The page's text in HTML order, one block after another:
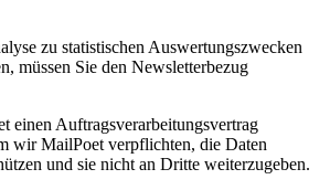
zu statistischen Auswertungszwecken
müssen Sie den Newsletterbezug
einen Auftragsverarbeitungsvertrag
wir MailPoet verpflichten, die Daten
und sie nicht an Dritte weiterzugeben.